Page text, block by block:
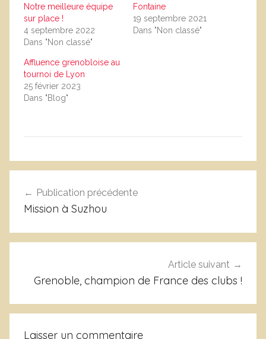
Notre meilleure équipe
sur place !
4 septembre 2022
Dans "Non classé"
Fontaine
19 septembre 2021
Dans "Non classé"
Affluence grenobloise au
tournoi de Lyon
25 février 2023
Dans "Blog"
N
c
l
de
Publication précédente
Mission à Suzhou
Article suivant
Grenoble, champion de France des clubs !
Laisser un commentaire